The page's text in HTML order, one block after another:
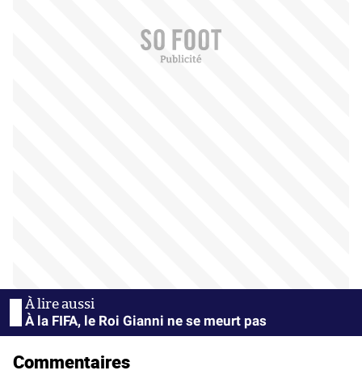
À la FIFA, le Roi Gianni ne se meurt pas
Commentaires